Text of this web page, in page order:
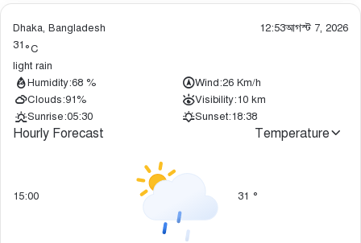
Dhaka, Bangladesh 12:53আগস্ট 7, 2026
31 °C
light rain
Humidity:68 % Wind:26 Km/h
Clouds:91% Visibility:10 km
Sunrise:05:30 Sunset:18:38
Hourly Forecast Temperature
15:00 31 °